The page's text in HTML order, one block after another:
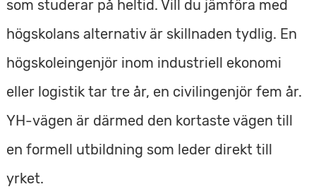
som studerar på heltid. Vill du jämföra med
högskolans alternativ är skillnaden tydlig. En
högskoleingenjör inom industriell ekonomi
eller logistik tar tre år, en civilingenjör fem år.
YH-vägen är därmed den kortaste vägen till
en formell utbildning som leder direkt till
yrket.